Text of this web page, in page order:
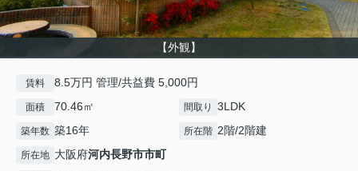
【外観】
賃料 8.5万円 管理/共益費 5,000円
面積 70.46㎡ 間取り 3LDK
築年数 築16年 所在階 2階/2階建
所在地 大阪府河内長野市市町